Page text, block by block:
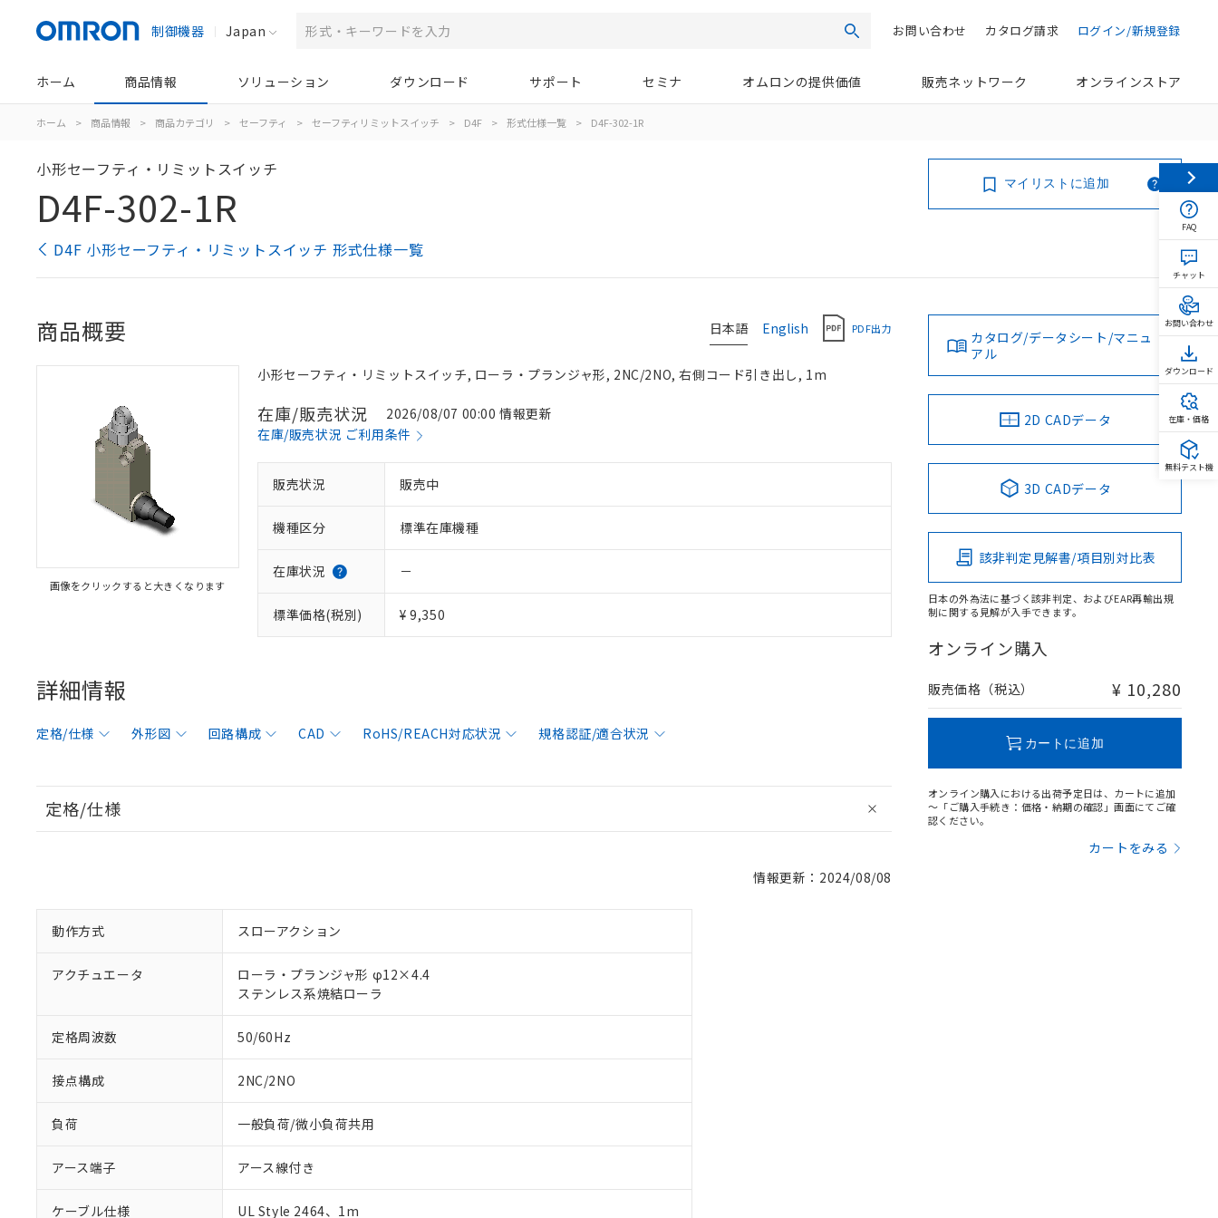
制御機器 Japan 検索 ログイン/新規登録
カタログ請求
お問い合わせ
ホーム 商品情報 ソリューション ダウンロード サポート セミナ オムロンの提供価値 販売ネットワーク オンラインストア
ホーム > 商品情報 > 商品カテゴリ > セーフティ > セーフティリミットスイッチ > D4F > 形式仕様一覧 > D4F-302-1R
小形セーフティ・リミットスイッチ
D4F-302-1R
D4F 小形セーフティ・リミットスイッチ 形式仕様一覧
マイリストに追加
日本語 English PDF出力
商品概要
画像をクリックすると大きくなります
小形セーフティ・リミットスイッチ, ローラ・プランジャ形, 2NC/2NO, 右側コード引き出し, 1m
在庫/販売状況
2026/08/07 00:00 情報更新
在庫/販売状況 ご利用条件
販売状況 販売中
機種区分 標準在庫機種
在庫状況 －
標準価格(税別) ¥ 9,350
詳細情報
定格/仕様 外形図 回路構成 CAD RoHS/REACH対応状況 規格認証/適合状況
定格/仕様
情報更新：2024/08/08
動作方式 スローアクション
アクチュエータ
ローラ・プランジャ形 φ12×4.4
ステンレス系焼結ローラ
定格周波数 50/60Hz
接点構成 2NC/2NO
負荷 一般負荷/微小負荷共用
アース端子 アース線付き
ケーブル仕様
UL Style 2464、1m
カタログ/データシート/マニュ
アル
2D CADデータ
3D CADデータ
該非判定見解書/項目別対比表
日本の外為法に基づく該非判定、およびEAR再輸出規
制に関する見解が入手できます。
オンライン購入
販売価格（税込） ¥ 10,280
カートに追加
オンライン購入における出荷予定日は、カートに追加
～「ご購入手続き：価格・納期の確認」画面にてご確
認ください。
カートをみる
FAQ
チャット
お問い合わせ
ダウンロード
在庫・価格
無料テスト機